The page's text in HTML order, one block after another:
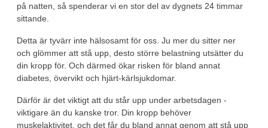
på natten, så spenderar vi en stor del av dygnets 24 timmar
sittande.
Detta är tyvärr inte hälsosamt för oss. Ju mer du sitter ner
och glömmer att stå upp, desto större belastning utsätter du
din kropp för. Och därmed ökar risken för bland annat
diabetes, övervikt och hjärt-kärlsjukdomar.
Därför är det viktigt att du står upp under arbetsdagen -
viktigare än du kanske tror. Din kropp behöver
muskelaktivitet, och det får du bland annat genom att stå upp